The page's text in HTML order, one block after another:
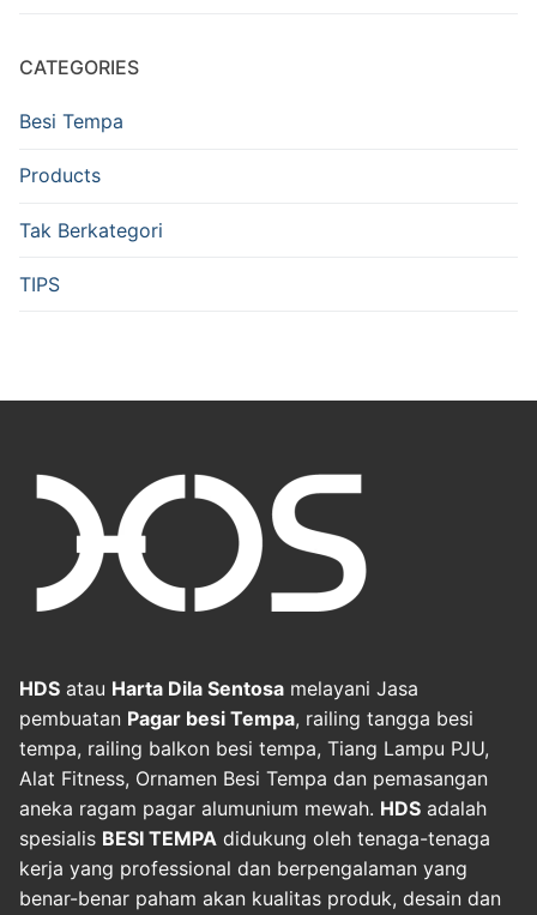
CATEGORIES
Besi Tempa
Products
Tak Berkategori
TIPS
HDS atau Harta Dila Sentosa melayani Jasa
pembuatan Pagar besi Tempa, railing tangga besi
tempa, railing balkon besi tempa, Tiang Lampu PJU,
Alat Fitness, Ornamen Besi Tempa dan pemasangan
aneka ragam pagar alumunium mewah. HDS adalah
spesialis BESI TEMPA didukung oleh tenaga-tenaga
kerja yang professional dan berpengalaman yang
benar-benar paham akan kualitas produk, desain dan